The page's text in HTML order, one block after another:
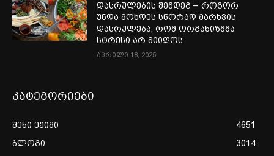
დასრულების შემდეგ – როგორ
უნდა მოხდეს სწორად მარხვის
დასრულება, რომ ორგანიზმმა
სტრესი არ მიიღოს
აპრილი 18, 2025
კატეგორიები
შენი ექიმი
4651
ბლოგი
3014